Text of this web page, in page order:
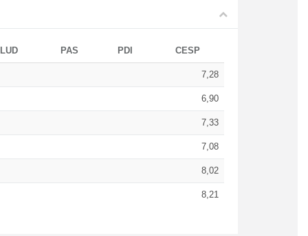
PAS PDI CESP
7,28
6,90
7,33
7,08
8,02
8,21